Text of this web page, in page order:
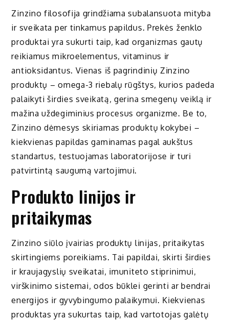
Zinzino filosofija grindžiama subalansuota mityba
ir sveikata per tinkamus papildus. Prekės ženklo
produktai yra sukurti taip, kad organizmas gautų
reikiamus mikroelementus, vitaminus ir
antioksidantus. Vienas iš pagrindinių Zinzino
produktų – omega-3 riebalų rūgštys, kurios padeda
palaikyti širdies sveikatą, gerina smegenų veiklą ir
mažina uždegiminius procesus organizme. Be to,
Zinzino dėmesys skiriamas produktų kokybei –
kiekvienas papildas gaminamas pagal aukštus
standartus, testuojamas laboratorijose ir turi
patvirtintą saugumą vartojimui.
Produkto linijos ir
pritaikymas
Zinzino siūlo įvairias produktų linijas, pritaikytas
skirtingiems poreikiams. Tai papildai, skirti širdies
ir kraujagyslių sveikatai, imuniteto stiprinimui,
virškinimo sistemai, odos būklei gerinti ar bendrai
energijos ir gyvybingumo palaikymui. Kiekvienas
produktas yra sukurtas taip, kad vartotojas galėtų